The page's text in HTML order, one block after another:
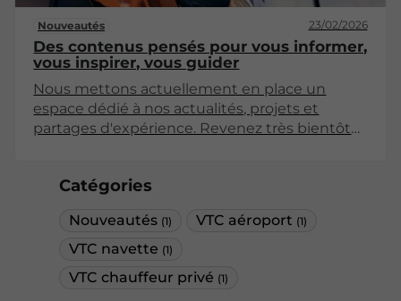
Catégories
Nouveautés (1) VTC aéroport (1)
VTC navette (1)
VTC chauffeur privé (1)
Nouveautés 23/02/2026
Des contenus pensés pour vous informer,
vous inspirer, vous guider
Nous mettons actuellement en place un
espace dédié à nos actualités, projets et
partages d'expérience. Revenez très bientôt